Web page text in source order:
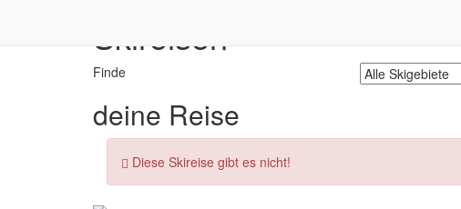
Skireisen
Finde
deine Reise
Diese Skireise gibt es nicht!